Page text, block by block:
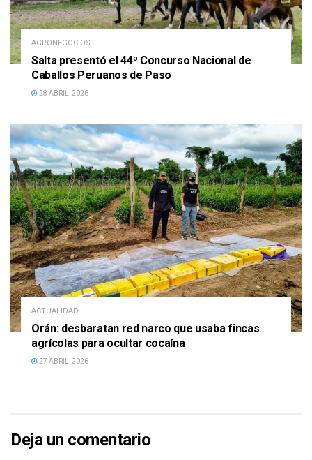
AGRONEGOCIOS
Salta presentó el 44º Concurso Nacional de
Caballos Peruanos de Paso
28 ABRIL, 2026
ACTUALIDAD
Orán: desbaratan red narco que usaba fincas
agrícolas para ocultar cocaína
27 ABRIL, 2026
Deja un comentario